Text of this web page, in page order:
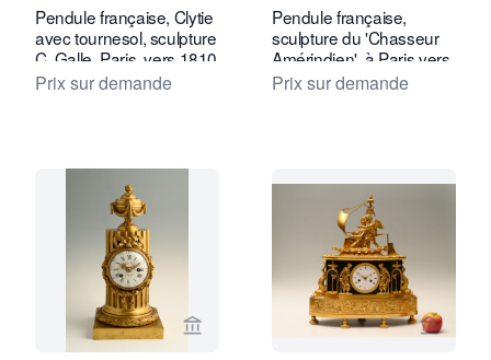
Pendule française, Clytie
avec tournesol, sculpture
C. Galle, Paris, vers 1810
Prix sur demande
Pendule française,
sculpture du 'Chasseur
Amérindien', à Paris vers
1800.
Prix sur demande
Voir la page vendeur de LimburgVoir la